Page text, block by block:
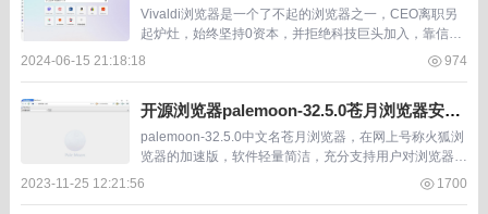
被资本果挟的浏览器
Vivaldi浏览器是一个了不起的浏览器之一，CEO离职另
起炉灶，始终坚持0资本，并拒绝科技巨头加入，靠信仰
与情怀，靠社区用户托举成就了这个浏览器。 正由于没
2024-06-15 21:18:18 974
开源浏览器palemoon-32.5.0苍月浏览器安装
版，跨平台支持win mac linux
palemoon-32.5.0中文名苍月浏览器，在网上号称火狐浏
览器的加速版，软件轻量简洁，充分支持用户对浏览器的
多种定制。 palemoon-32.5.0苍月浏览器是一款跨平台的
2023-11-25 12:21:56 1700